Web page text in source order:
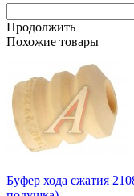
Продолжить
Похожие товары
Буфер хода сжатия